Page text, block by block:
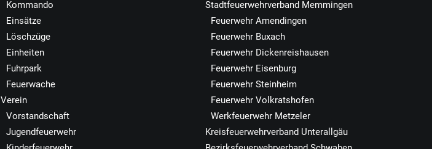
Kommando
Einsätze
Löschzüge
Einheiten
Fuhrpark
Feuerwache
Verein
Vorstandschaft
Jugendfeuerwehr
Stadtfeuerwehrverband Memmingen
Feuerwehr Amendingen
Feuerwehr Buxach
Feuerwehr Dickenreishausen
Feuerwehr Eisenburg
Feuerwehr Steinheim
Feuerwehr Volkratshofen
Werkfeuerwehr Metzeler
Kreisfeuerwehrverband Unterallgäu